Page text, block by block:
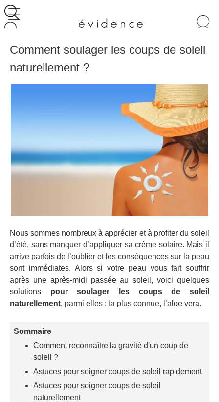
Comment soulager les coups de soleil
naturellement ?
Nous sommes nombreux à apprécier et à profiter du soleil
d’été, sans manquer d’appliquer sa crème solaire. Mais il
arrive parfois de l’oublier et les conséquences sur la peau
sont immédiates. Alors si votre peau vous fait souffrir
après une après-midi passée au soleil, voici quelques
solutions pour soulager les coups de soleil
naturellement, parmi elles : la plus connue, l’aloe vera.
Sommaire
Comment reconnaître la gravité d'un coup de
soleil ?
Astuces pour soigner coups de soleil rapidement
Astuces pour soigner coups de soleil
naturellement